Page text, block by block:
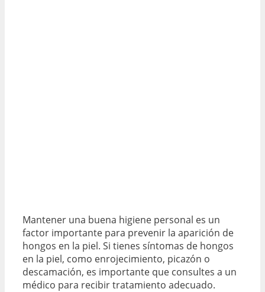
Mantener una buena higiene personal es un
factor importante para prevenir la aparición de
hongos en la piel. Si tienes síntomas de hongos
en la piel, como enrojecimiento, picazón o
descamación, es importante que consultes a un
médico para recibir tratamiento adecuado.